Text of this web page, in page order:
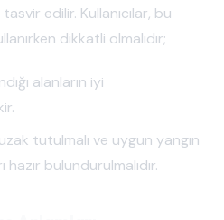
edilir. Kullanıcılar, bu
dikkatli olmalıdır;
alanların iyi
tutulmalı ve uygun yangın
bulundurulmalıdır.